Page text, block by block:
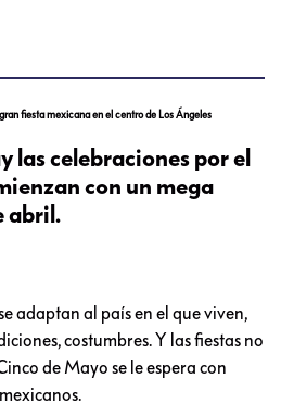
fiesta mexicana en el centro de Los Ángeles
las celebraciones por el
con un mega
abril.
adaptan al país en el que viven,
costumbres. Y las fiestas no
de Mayo se le espera con